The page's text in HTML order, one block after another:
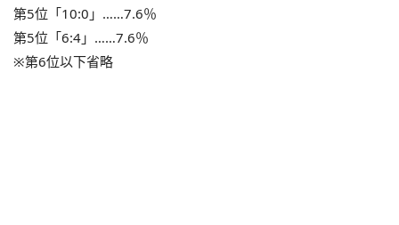
第5位「10:0」……7.6％
第5位「6:4」……7.6％
※第6位以下省略